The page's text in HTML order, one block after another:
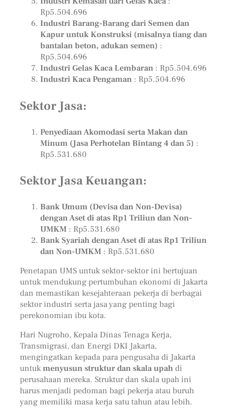
Rp5.504.696
Industri Barang-Barang dari Semen dan
Kapur untuk Konstruksi (misalnya tiang dan
bantalan beton, adukan semen) :
Rp5.504.696
Industri Gelas Kaca Lembaran: Rp5.504.696
Industri Kaca Pengaman: Rp5.504.696
Sektor Jasa:
Penyediaan Akomodasi serta Makan dan
Minum (Jasa Perhotelan Bintang 4 dan 5) :
Rp5.531.680
Sektor Jasa Keuangan:
Bank Umum (Devisa dan Non-Devisa)
dengan Aset di atas Rp1 Triliun dan Non-
UMKM: Rp5.531.680
Bank Syariah dengan Aset di atas Rp1 Triliun
dan Non-UMKM: Rp5.531.680
Penetapan UMS untuk sektor-sektor ini bertujuan
untuk mendukung pertumbuhan ekonomi di Jakarta
dan memastikan kesejahteraan pekerja di berbagai
sektor industri serta jasa yang penting bagi
perekonomian ibu kota.
Hari Nugroho, Kepala Dinas Tenaga Kerja,
Transmigrasi, dan Energi DKI Jakarta,
mengingatkan kepada para pengusaha di Jakarta
untukmenyusun struktur dan skala upahdi
perusahaan mereka. Struktur dan skala upah ini
harus menjadi pedoman bagi pekerja atau buruh
yang memiliki masa kerja satu tahun atau lebih.